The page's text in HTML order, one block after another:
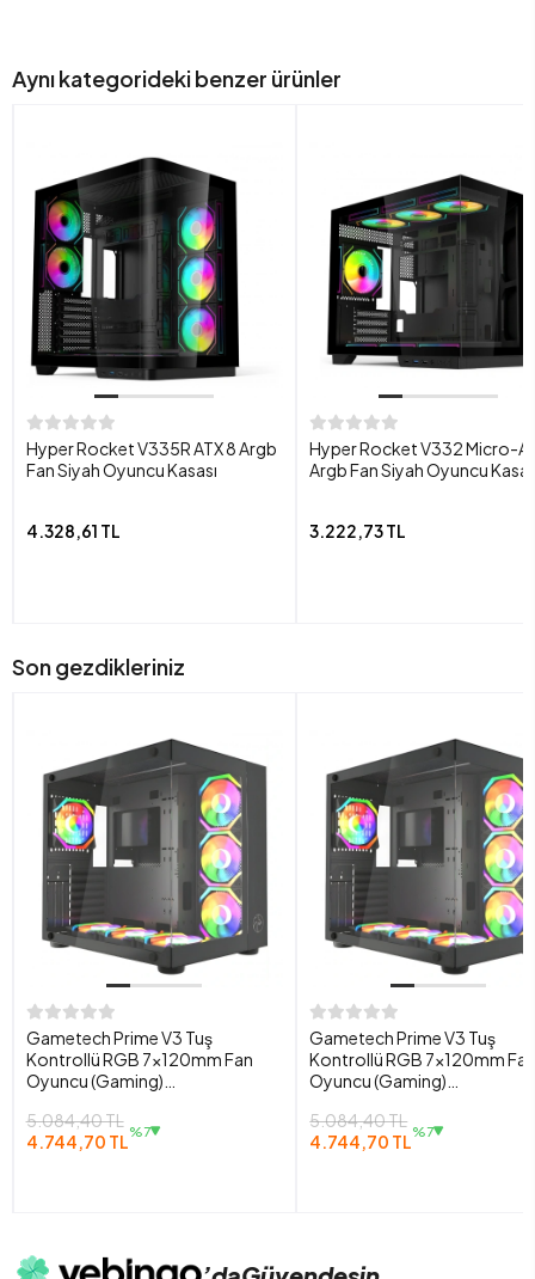
Aynı kategorideki benzer ürünler
Hyper Rocket V335R ATX 8 Argb
Fan Siyah Oyuncu Kasası
4.328,61 TL
Hyper Rocket V332 Micro-
Argb Fan Siyah Oyuncu
3.222,73 TL
Son gezdikleriniz
Gametech Prime V3 Tuş
Kontrollü RGB 7x120mm Fan
Oyuncu (Gaming)
5.084,40 TL
4.744,70 TL%7
Gametech Prime V3 Tuş
Kontrollü RGB 7x120mm
Oyuncu (Gaming)
5.084,40 TL
4.744,70 TL%7